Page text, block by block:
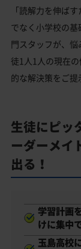
「読解力を伸ば
でなく小学校の
門スタッフが、
徒1人1人の現在
的な解決策をご提
生徒にピッ
ーダーメイ
出る！
学習計画
けに集中
玉島高校